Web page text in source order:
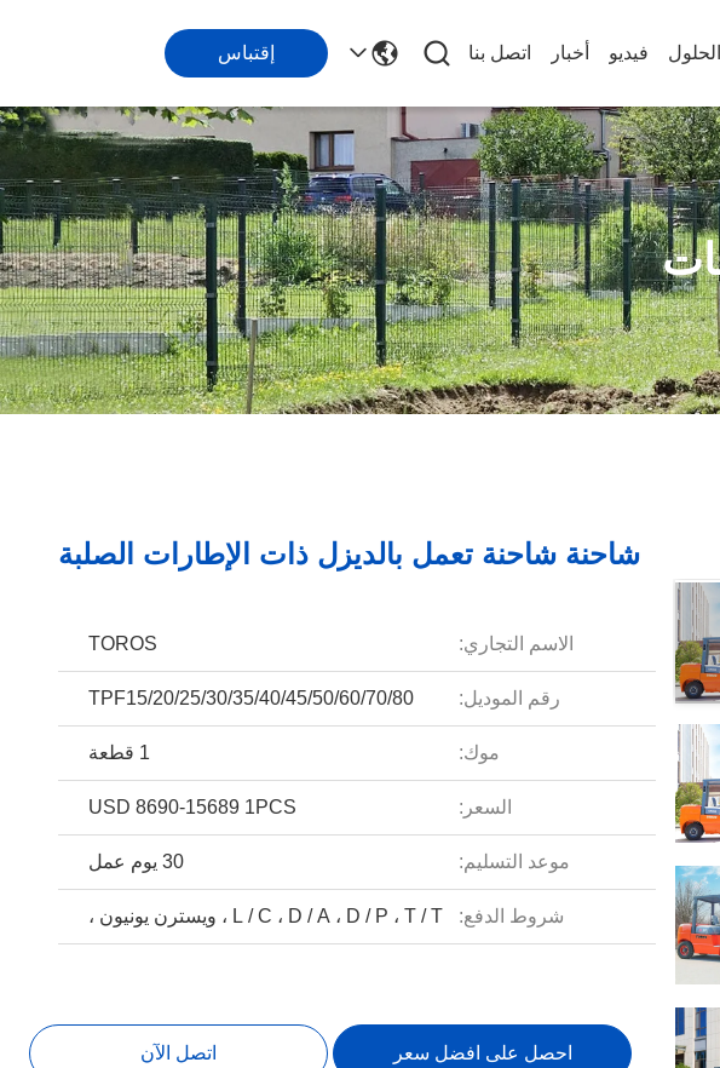
الحلول فيديو أخبار اتصل بنا إقتباس
شاحنة شاحنة تعمل بالديزل ذات الإطارات الصلبة
الاسم التجاري: TOROS
رقم الموديل: TPF15/20/25/30/35/40/45/50/60/70/80
موك: 1 قطعة
السعر: USD 8690-15689 1PCS
موعد التسليم: 30 يوم عمل
شروط الدفع: L / C ، D / A ، D / P ، T / T ، ويسترن يونيون ،
احصل على افضل سعر اتصل الآن